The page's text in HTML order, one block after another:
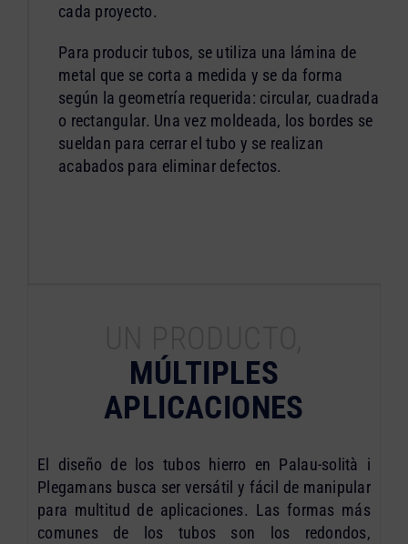
cada proyecto.
Para producir tubos, se utiliza una lámina de
metal que se corta a medida y se da forma
según la geometría requerida: circular, cuadrada
o rectangular. Una vez moldeada, los bordes se
sueldan para cerrar el tubo y se realizan
acabados para eliminar defectos.
MÚLTIPLES
APLICACIONES
El diseño de los tubos hierro en Palau-solità i
Plegamans busca ser versátil y fácil de manipular
para multitud de aplicaciones. Las formas más
comunes de los tubos son los redondos,